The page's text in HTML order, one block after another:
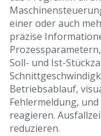
einer oder auch
präzise
Soll- und Ist-
Betriebsablauf,
Fehlermeldung,
reagieren.
reduzieren.